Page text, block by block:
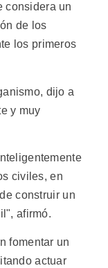
considera un
de los
los primeros
dijo a
y muy
civiles, en
construir un
afirmó.
fomentar un
actuar